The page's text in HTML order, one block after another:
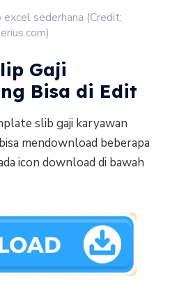
sederhana (Credit:
Gaji
Bisa di Edit
slib gaji karyawan
mendownload beberapa
icon download di bawah